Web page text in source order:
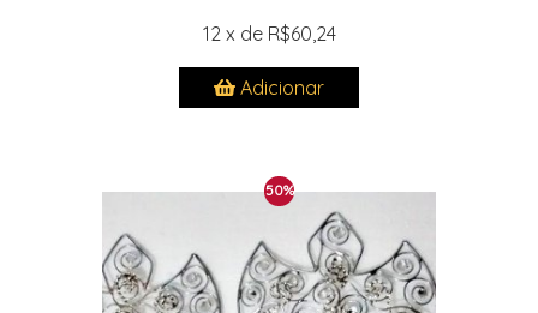
12 x de R$60,24
Adicionar
50%